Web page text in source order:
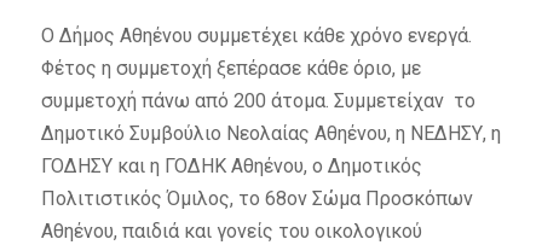
Ο Δήμος Αθηένου συμμετέχει κάθε χρόνο ενεργά.
Φέτος η συμμετοχή ξεπέρασε κάθε όριο, με
συμμετοχή πάνω από 200 άτομα. Συμμετείχαν το
Δημοτικό Συμβούλιο Νεολαίας Αθηένου, η ΝΕΔΗΣΥ, η
ΓΟΔΗΣΥ και η ΓΟΔΗΚ Αθηένου, ο Δημοτικός
Πολιτιστικός Όμιλος, το 68ον Σώμα Προσκόπων
Αθηένου, παιδιά και γονείς του οικολογικού